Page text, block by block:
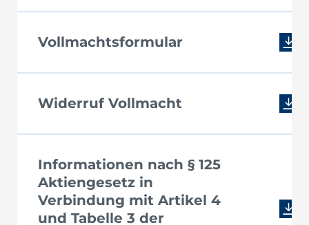
Vollmachtsformular
Widerruf Vollmacht
Informationen nach § 125
Aktiengesetz in
Verbindung mit Artikel 4
und Tabelle 3 der